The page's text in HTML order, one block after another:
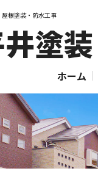
根塗装・防水工事
塗装
ホーム